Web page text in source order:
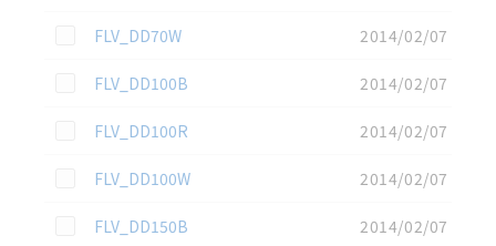
この資料を選択
FLV_DD70W
2014/02/07
この資料を選択
FLV_DD100B
2014/02/07
この資料を選択
FLV_DD100R
2014/02/07
この資料を選択
FLV_DD100W
2014/02/07
この資料を選択
FLV_DD150B
2014/02/07